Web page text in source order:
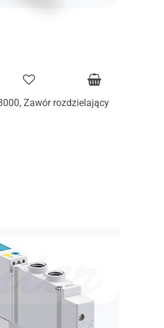
Zawór rozdzielający